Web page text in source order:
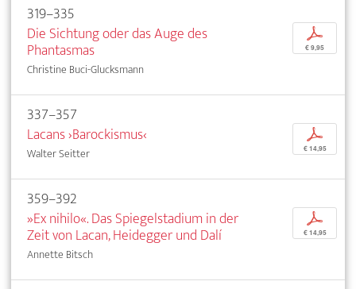
319–335
Die Sichtung oder das Auge des
Phantasmas
Christine Buci-Glucksmann
p
€ 9,95
337–357
Lacans ›Barockismus‹
Walter Seitter
p
€ 14,95
359–392
»Ex nihilo«. Das Spiegelstadium in der
Zeit von Lacan, Heidegger und Dalí
Annette Bitsch
p
€ 14,95